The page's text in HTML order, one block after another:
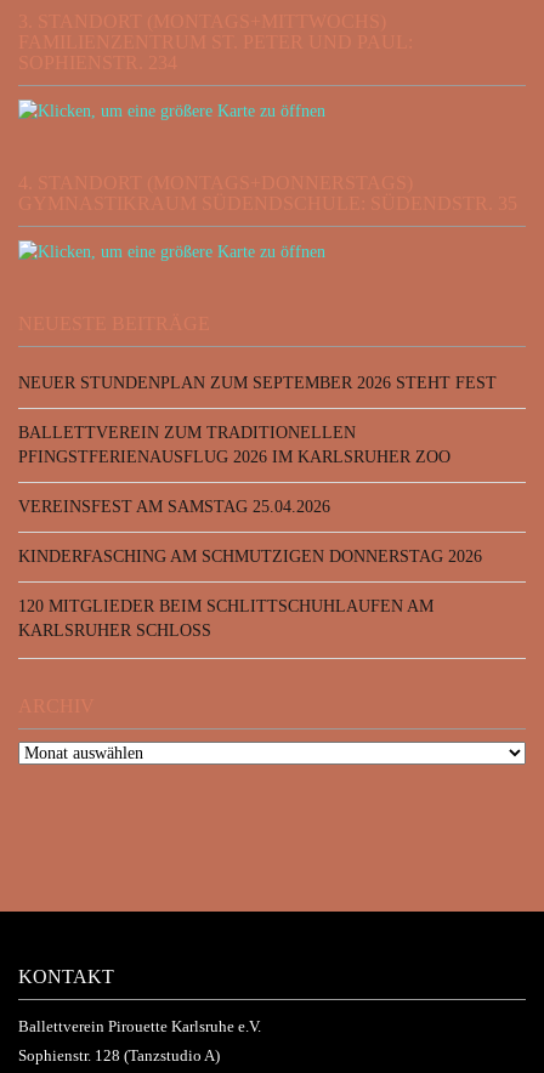
3. STANDORT (MONTAGS+MITTWOCHS)
FAMILIENZENTRUM ST. PETER UND PAUL:
SOPHIENSTR. 234
4. STANDORT (MONTAGS+DONNERSTAGS)
GYMNASTIKRAUM SÜDENDSCHULE: SÜDENDSTR. 35
NEUESTE BEITRÄGE
NEUER STUNDENPLAN ZUM SEPTEMBER 2026 STEHT FEST
BALLETTVEREIN ZUM TRADITIONELLEN
PFINGSTFERIENAUSFLUG 2026 IM KARLSRUHER ZOO
VEREINSFEST AM SAMSTAG 25.04.2026
KINDERFASCHING AM SCHMUTZIGEN DONNERSTAG 2026
120 MITGLIEDER BEIM SCHLITTSCHUHLAUFEN AM
KARLSRUHER SCHLOSS
ARCHIV
KONTAKT
Ballettverein Pirouette Karlsruhe e.V.
Sophienstr. 128 (Tanzstudio A)